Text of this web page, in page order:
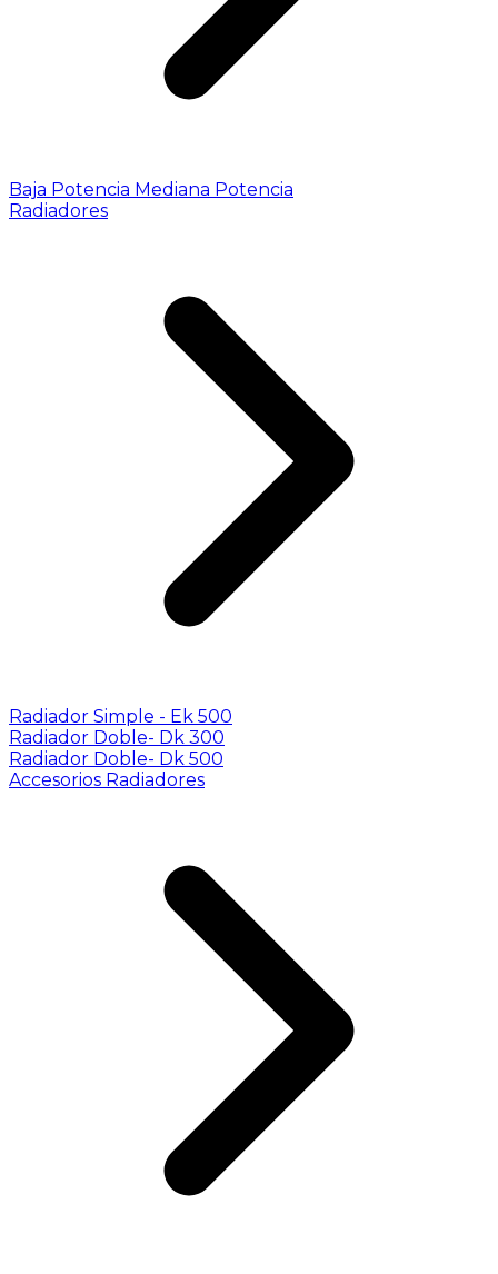
Baja Potencia Mediana Potencia
Radiadores
Radiador Simple - Ek 500
Radiador Doble- Dk 300
Radiador Doble- Dk 500
Accesorios Radiadores